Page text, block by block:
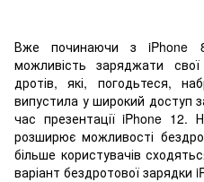
Вже починаючи з iPhone 8
можливість заряджати
дротів, які, погодьтеся,
випустила у широкий доступ
час презентації iPhone 12.
розширює можливості
більше користувачів
варіант бездротової зарядки